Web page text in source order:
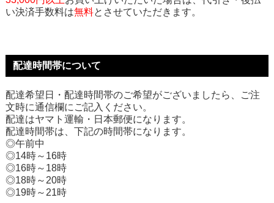
い決済手数料は無料とさせていただきます。
配達時間帯について
配達希望日・配達時間帯のご希望がございましたら、ご注
文時に通信欄にご記入ください。
配達はヤマト運輸・日本郵便になります。
配達時間帯は、下記の時間帯になります。
◎午前中
◎14時～16時
◎16時～18時
◎18時～20時
◎19時～21時